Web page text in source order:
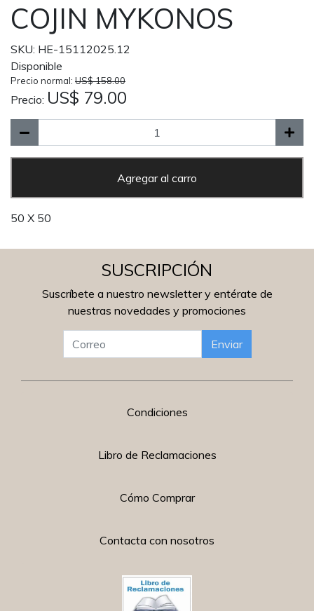
COJIN MYKONOS
SKU: HE-15112025.12
Disponible
Precio normal: US$ 158.00
Precio: US$ 79.00
Agregar al carro
50 X 50
SUSCRIPCIÓN
Suscríbete a nuestro newsletter y entérate de
nuestras novedades y promociones
Enviar
Condiciones
Libro de Reclamaciones
Cómo Comprar
Contacta con nosotros